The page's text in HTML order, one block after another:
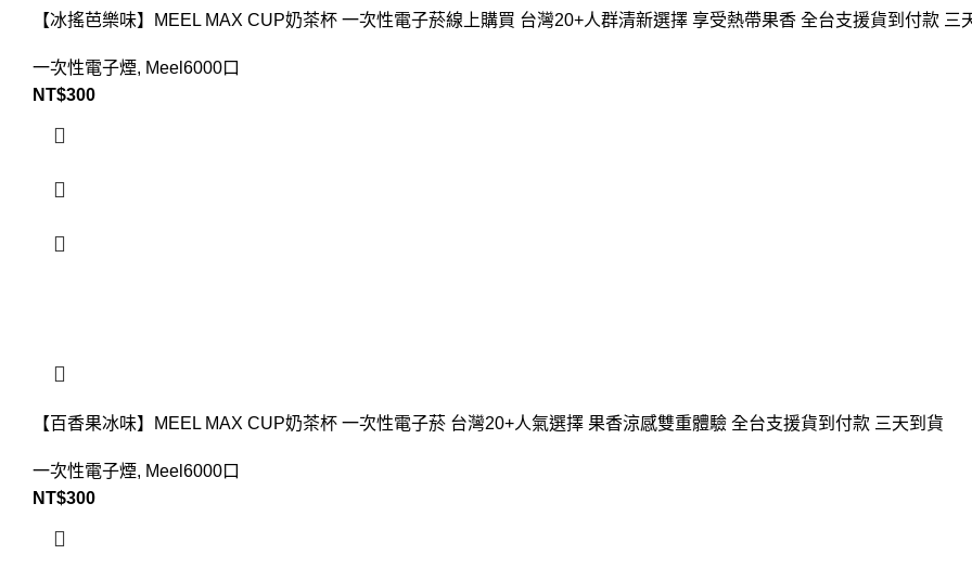
【冰搖芭樂味】MEEL MAX CUP奶茶杯 一次性電子菸線上購買 台灣20+人群清新選擇 享受熱帶果香 全台支援貨到付款 三
一次性電子煙, Meel6000口
NT$300
【百香果冰味】MEEL MAX CUP奶茶杯 一次性電子菸 台灣20+人氣選擇 果香涼感雙重體驗 全台支援貨到付款 三天到貨
一次性電子煙, Meel6000口
NT$300